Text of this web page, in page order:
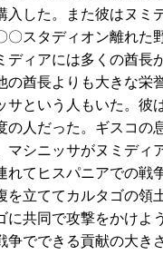
入した。また彼はヌミ
スタディオン離れた
ィアには多くの酋長
の酋長よりも大きな栄
サという人もいた。彼
の人だった。ギスコの
マシニッサがヌミディ
れてヒスパニアでの戦
を立ててカルタゴの領
共同で攻撃をかけよ
争でできる貢献の大き